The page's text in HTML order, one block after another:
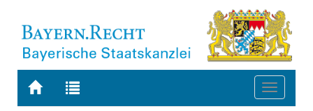
Zur
Zur
Toggle